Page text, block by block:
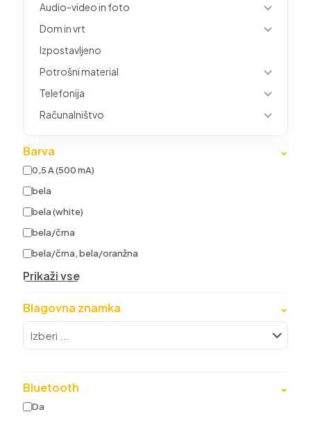
Audio-video in foto
Dom in vrt
Izpostavljeno
Potrošni material
Telefonija
Računalništvo
Barva ⌄
0,5 A (500 mA)
bela
bela (white)
bela/črna
bela/črna, bela/oranžna
Prikaži vse
Blagovna znamka ⌄
Bluetooth ⌄
Da